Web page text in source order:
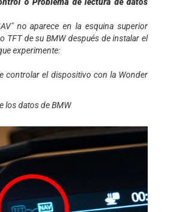
no aparece en la esquina superior
TFT de su BMW después de instalar el
experimente:
controlar el dispositivo con la Wonder
los datos de BMW